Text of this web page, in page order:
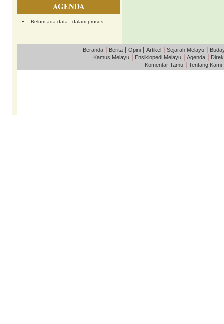
AGENDA
Belum ada data - dalam proses
Beranda Berita Opini Artikel Sejarah Melayu
Kamus Melayu
Ensiklopedi Melayu Agenda
Komentar Tamu
Tentang Kami